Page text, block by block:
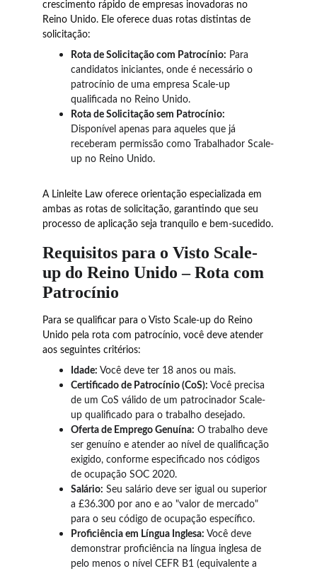
crescimento rápido de empresas inovadoras no
Reino Unido. Ele oferece duas rotas distintas de
solicitação:
Rota de Solicitação com Patrocínio: Para
candidatos iniciantes, onde é necessário o
patrocínio de uma empresa Scale-up
qualificada no Reino Unido.
Rota de Solicitação sem Patrocínio:
Disponível apenas para aqueles que já
receberam permissão como Trabalhador Scale-
up no Reino Unido.
A Linleite Law oferece orientação especializada em
ambas as rotas de solicitação, garantindo que seu
processo de aplicação seja tranquilo e bem-sucedido.
Requisitos para o Visto Scale-
up do Reino Unido – Rota com
Patrocínio
Para se qualificar para o Visto Scale-up do Reino
Unido pela rota com patrocínio, você deve atender
aos seguintes critérios:
Idade: Você deve ter 18 anos ou mais.
Certificado de Patrocínio (CoS): Você precisa
de um CoS válido de um patrocinador Scale-
up qualificado para o trabalho desejado.
Oferta de Emprego Genuína: O trabalho deve
ser genuíno e atender ao nível de qualificação
exigido, conforme especificado nos códigos
de ocupação SOC 2020.
Salário: Seu salário deve ser igual ou superior
a £36.300 por ano e ao "valor de mercado"
para o seu código de ocupação específico.
Proficiência em Língua Inglesa: Você deve
demonstrar proficiência na língua inglesa de
pelo menos o nível CEFR B1 (equivalente a